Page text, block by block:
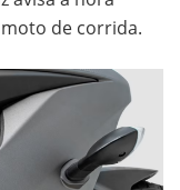
de corrida.